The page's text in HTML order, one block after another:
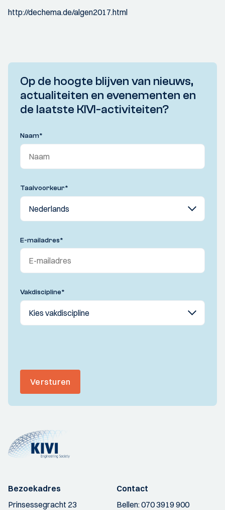
http://dechema.de/algen2017.html
Op de hoogte blijven van nieuws,
actualiteiten en evenementen en
de laatste KIVI-activiteiten?
Naam*
Taalvoorkeur*
E-mailadres*
Vakdiscipline*
Versturen
Bezoekadres
Prinsessegracht 23
Contact
Bellen:070 3919 900